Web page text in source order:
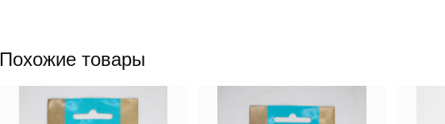
Похожие товары